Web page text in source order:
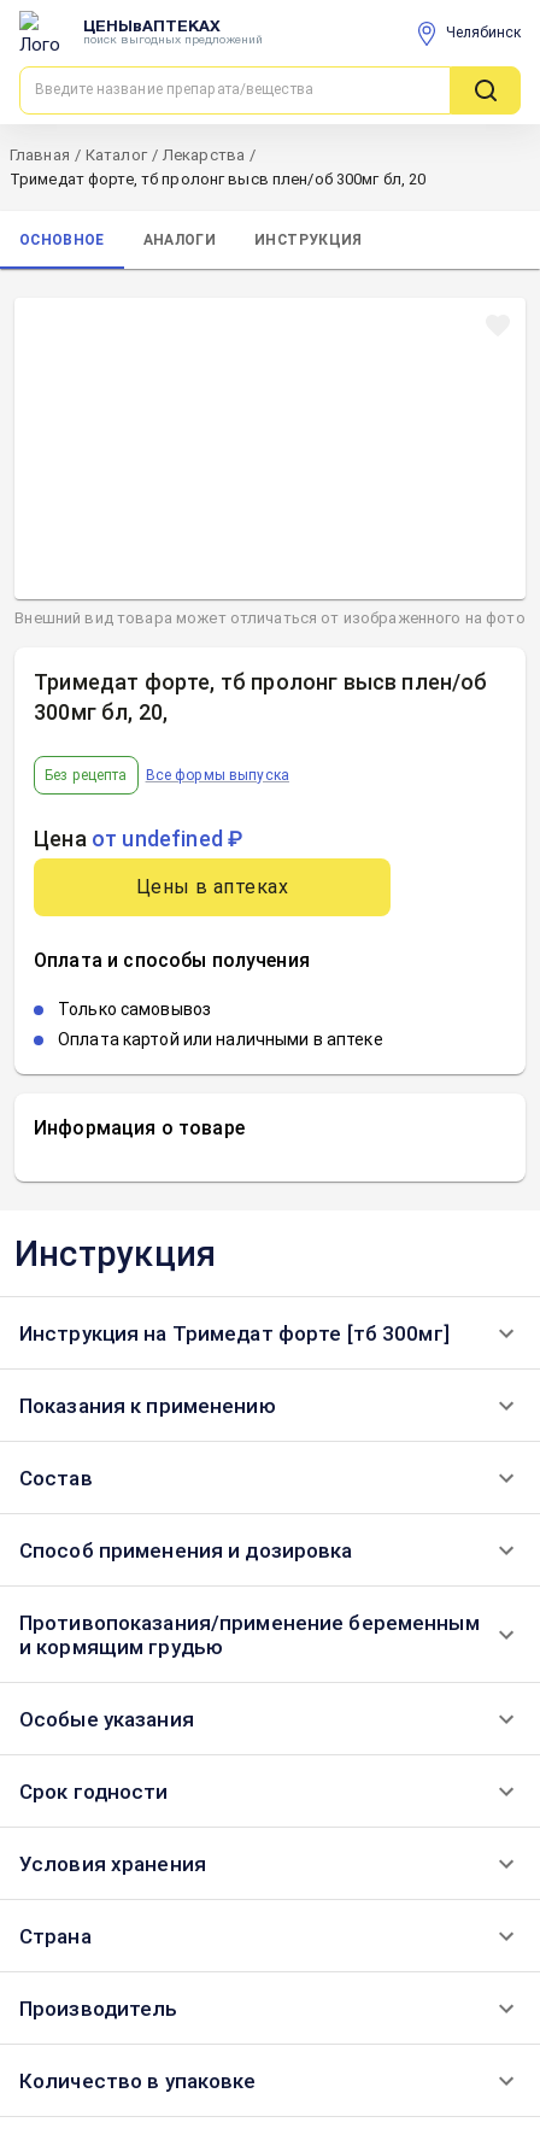
ЦЕНЫвАПТЕКАХ
поиск выгодных предложений Челябинск
Главная / Каталог / Лекарства /
Тримедат форте, тб пролонг высв плен/об 300мг бл, 20
ОСНОВНОЕ АНАЛОГИ ИНСТРУКЦИЯ
Информация о товаре
Тримедат форте, тб пролонг высв плен/об
300мг бл, 20,
Без рецепта Все формы выпуска
Цена от undefined ₽
Цены в аптеках
Оплата и способы получения
Только самовывоз
Оплата картой или наличными в аптеке
Внешний вид товара может отличаться от изображенного на фото
Инструкция
Инструкция на Тримедат форте [тб 300мг]
Показания к применению
Состав
Способ применения и дозировка
Противопоказания/применение беременным
и кормящим грудью
Особые указания
Срок годности
Условия хранения
Страна
Производитель
Количество в упаковке